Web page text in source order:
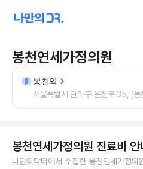
봉천연세가정의원
봉천역
서울특별시 관악구 은천로 35, (봉
봉천연세가정의원 진료비 안
나만의닥터에서 수집한 봉천연세가정의